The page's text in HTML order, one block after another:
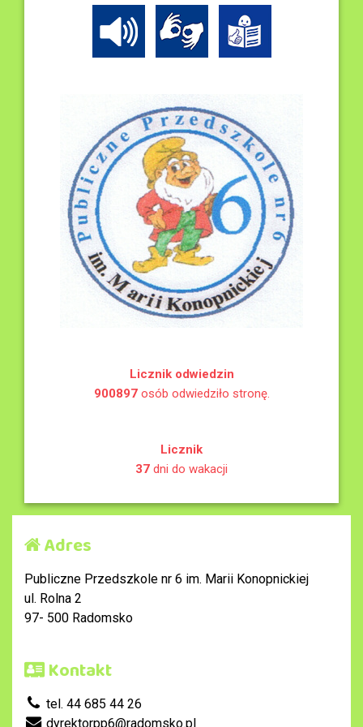
Licznik odwiedzin
900897osób odwiedziło stronę.
Licznik
37 dni do wakacji
Adres
Publiczne Przedszkole nr 6 im. Marii Konopnickiej
ul. Rolna 2
97- 500 Radomsko
Kontakt
tel. 44 685 44 26
dyrektorpp6@radomsko.pl